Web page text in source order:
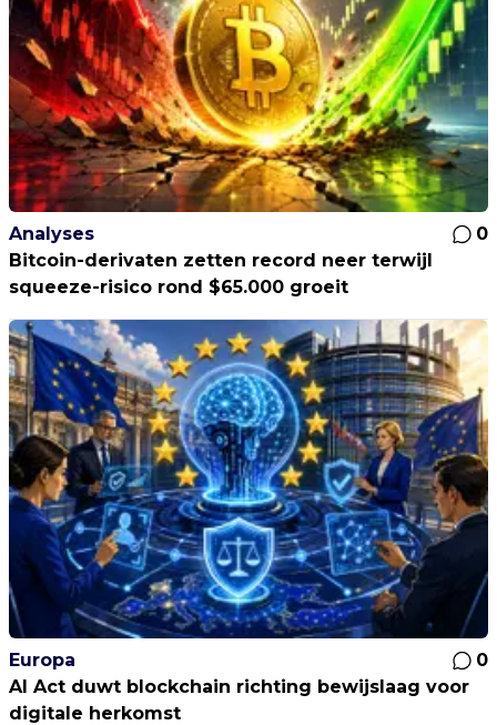
Analyses
0
Bitcoin-derivaten zetten record neer terwijl
squeeze-risico rond $65.000 groeit
Europa
0
AI Act duwt blockchain richting bewijslaag voor
digitale herkomst